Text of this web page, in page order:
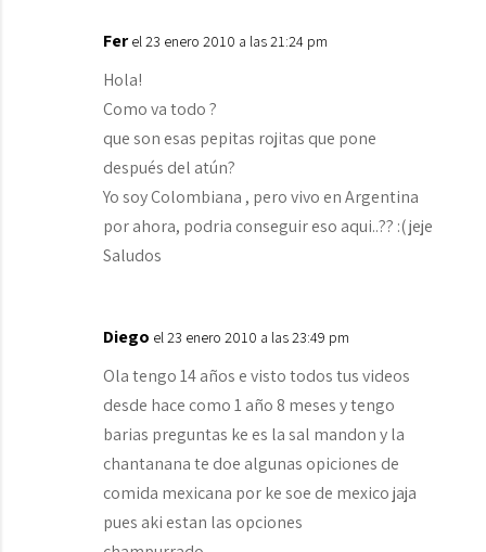
Fer el 23 enero 2010 a las 21:24 pm
Hola!
Como va todo ?
que son esas pepitas rojitas que pone
después del atún?
Yo soy Colombiana , pero vivo en Argentina
por ahora, podria conseguir eso aqui..?? :( jeje
Saludos
Diego el 23 enero 2010 a las 23:49 pm
Ola tengo 14 años e visto todos tus videos
desde hace como 1 año 8 meses y tengo
barias preguntas ke es la sal mandon y la
chantanana te doe algunas opiciones de
comida mexicana por ke soe de mexico jaja
pues aki estan las opciones